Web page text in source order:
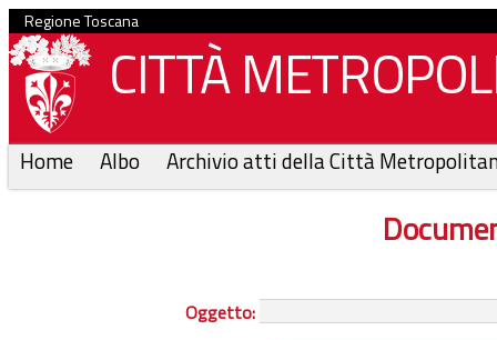
Regione Toscana
CITTÀ
Home Albo Archivio atti della Città
Oggetto: